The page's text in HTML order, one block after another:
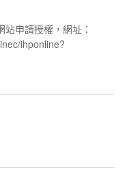
申請授權，網址：
ihponline?